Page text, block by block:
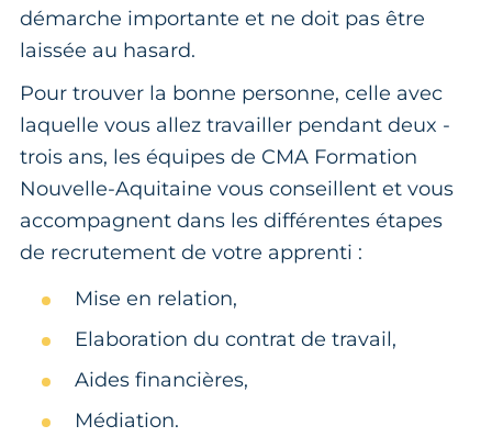
démarche importante et ne doit pas être
laissée au hasard.
Pour trouver la bonne personne, celle avec
laquelle vous allez travailler pendant deux -
trois ans, les équipes de CMA Formation
Nouvelle-Aquitaine vous conseillent et vous
accompagnent dans les différentes étapes
de recrutement de votre apprenti :
Mise en relation,
Elaboration du contrat de travail,
Aides financières,
Médiation.